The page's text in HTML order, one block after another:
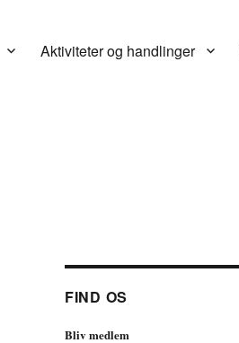
Aktiviteter og handlinger
FIND OS
Bliv medlem